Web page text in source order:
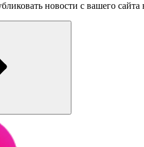
новости с вашего